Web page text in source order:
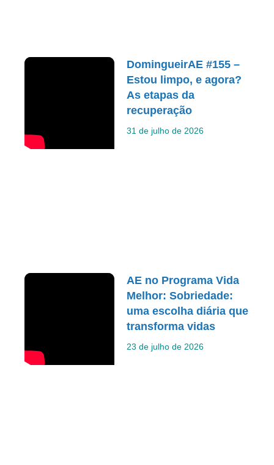
DomingueirAE #155 –
Estou limpo, e agora?
As etapas da
recuperação
31 de julho de 2026
AE no Programa Vida
Melhor: Sobriedade:
uma escolha diária que
transforma vidas
23 de julho de 2026